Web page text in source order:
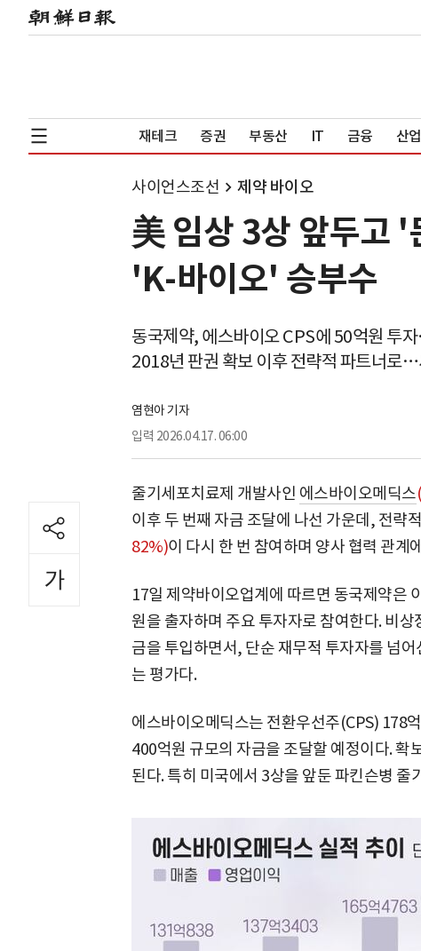
재테크 증권 부동산 IT 금융 산업
사이언스조선 제약 바이오
美 임상 3상 앞두고
'K-바이오' 승부수
동국제약, 에스바이오 CPS에 50억원 투
2018년 판권 확보 이후 전략적 파트너로
염현아 기자
입력 2026.04.17. 06:00
줄기세포치료제 개발사인 에스바이오메딕스
이후 두 번째 자금 조달에 나선 가운데, 전략
82%)이 다시 한 번 참여하며 양사 협력 관계
17일 제약바이오업계에 따르면 동국제약은
원을 출자하며 주요 투자자로 참여한다. 비
금을 투입하면서, 단순 재무적 투자자를 넘
는 평가다.
에스바이오메딕스는 전환우선주(CPS) 178
400억원 규모의 자금을 조달할 예정이다. 확
된다. 특히 미국에서 3상을 앞둔 파킨슨병 줄